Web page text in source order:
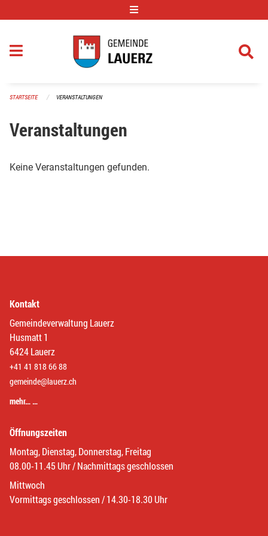
STARTSEITE VERANSTALTUNGEN
Veranstaltungen
Keine Veranstaltungen gefunden.
Kontakt
Gemeindeverwaltung Lauerz
Husmatt 1
6424 Lauerz
+41 41 818 66 88
gemeinde@lauerz.ch
mehr… …
Öffnungszeiten
Montag, Dienstag, Donnerstag, Freitag
08.00-11.45 Uhr / Nachmittags geschlossen
Mittwoch
Vormittags geschlossen / 14.30-18.30 Uhr